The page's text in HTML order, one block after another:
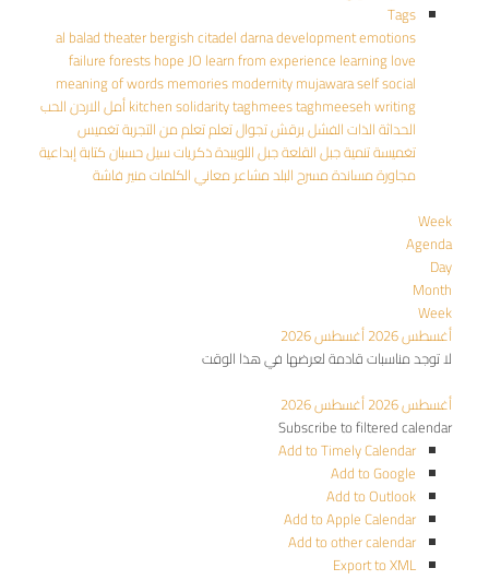
Tags
al balad theaterbergishcitadeldarnadevelopmentemotions
failureforestshopeJO learn from experience learninglove
meaning of wordsmemoriesmodernitymujawaraselfsocial
kitchensolidaritytaghmeestaghmeesehwriting أملالاردنالحب
الحداثةالذاتالفشلبرقشتجوالتعلمتعلم من التجربةتغميس
تغميسةتنميةجبل القلعةجبل اللويبدةذكرياتسيل حسبانكتابة إبداعية
مجاورةمساندةمسرح البلدمشاعر معاني الكلماتمنير فاشة
Week
Agenda
Day
Month
Week
أغسطس 2026
أغسطس 2026
لا توجد مناسبات قادمة لعرضها في هذا الوقت
أغسطس 2026
أغسطس 2026
Subscribe to filtered calendar
Add to Timely Calendar
Add to Google
Add to Outlook
Add to Apple Calendar
Add to other calendar
Export to XML